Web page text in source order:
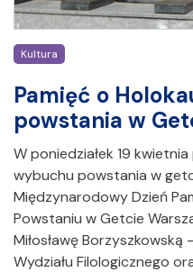
Kultura
Pamięć o
powstania w
W poniedziałek 19
wybuchu powstania w
Międzynarodowy Dzień
Powstaniu w Getcie
Miłosławę
Wydziału Filologicznego